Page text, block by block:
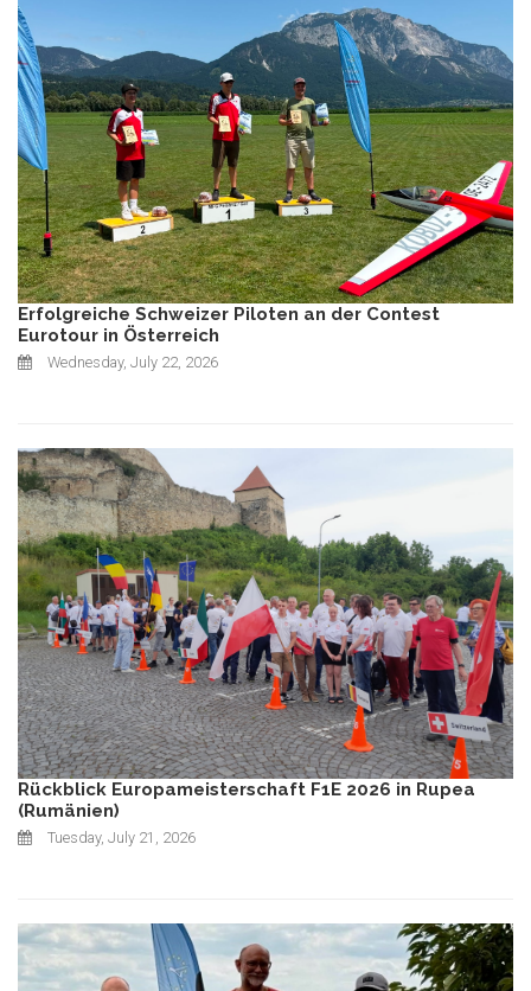
Erfolgreiche Schweizer Piloten an der Contest
Eurotour in Österreich
Wednesday, July 22, 2026
Rückblick Europameisterschaft F1E 2026 in Rupea
(Rumänien)
Tuesday, July 21, 2026